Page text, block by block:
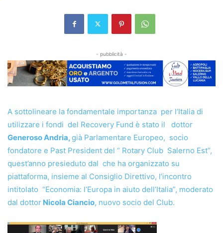
- pubblicità -
A sottolineare la fondamentale importanza per l’Italia di
utilizzare i fondi del Recovery Fund è stato il dottor
Generoso Andria,già Parlamentare Europeo, socio
fondatore e Past President del “ Rotary Club Salerno Est”,
quest’anno presieduto dal che ha organizzato su
piattaforma, insieme al Consiglio Direttivo, l’incontro
intitolato “Economia: l’Europa in aiuto dell’Italia”, moderato
dal dottor Nicola Ciancio, nuovo socio del Club.